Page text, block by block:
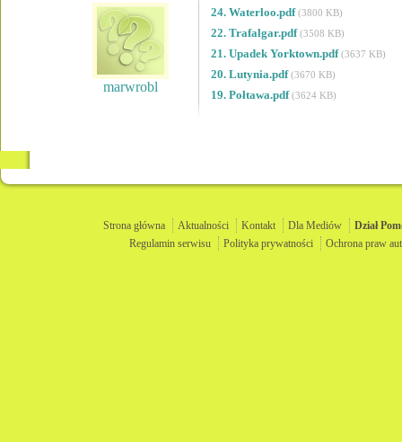
marwrobl
24. Waterloo.pdf(3800 KB)
22. Trafalgar.pdf(3508 KB)
21. Upadek Yorktown.pdf(3637 KB)
20. Lutynia.pdf(3670 KB)
19. Połtawa.pdf(3624 KB)
Strona główna Aktualności Kontakt Dla Mediów Dział
Regulamin serwisu
Polityka prywatności Ochrona praw